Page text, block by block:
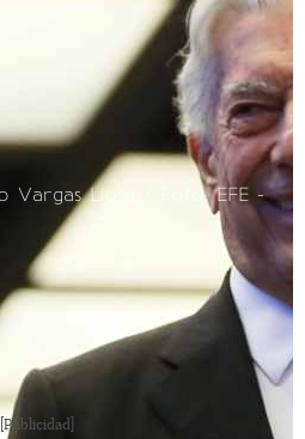
Vargas Llosa / Foto: EFE -
[Publicidad]